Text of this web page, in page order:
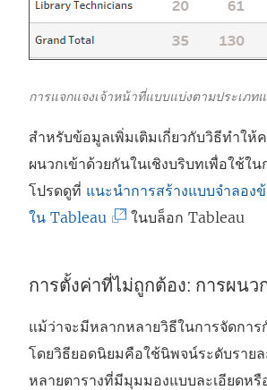
การแจกแจงเจ้าหน้าที่แบบแบ่งตามประเภท
สำหรับข้อมูลเพิ่มเติมเกี่ยวกับวิธีทำให้
ผนวกเข้าด้วยกันในเชิงบริบทเพื่อใช้ใ
โปรดดูที่ แนะนำการสร้างแบบจำลอง
ใน Tableau
ง
ก์
จ
ะ
เ
ในบล็อก Tableau
การตั้งค่าที่ไม่ถูกต้อง: การผนว
แม้ว่าจะมีหลากหลายวิธีในการจัดกา
โดยวิธียอดนิยมคือใช้นิพจน์ระดับรายล
หลายตารางที่มีมุมมองแบบละเอียดห